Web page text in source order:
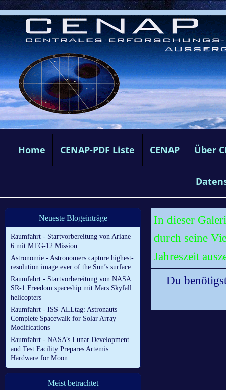
Home CENAP-PDF Liste CENAP Über
Neueste Blogeinträge
Raumfahrt - Startvorbereitung von Ariane
6 mit MTG-12 Mission
Astronomie - Astronomers capture highest-
resolution image ever of the Sun’s surface
Raumfahrt - Startvorbereitung von NASA
SR-1 Freedom spaceship mit Mars Skyfall
helicopters
Raumfahrt - ISS-ALLtag: Astronauts
Complete Spacewalk for Solar Array
Modifications
Raumfahrt - NASA’s Lunar Development
and Test Facility Prepares Artemis
Hardware for Moon
Meist betrachtet
In dieser
durch seine
Jahreszeit
Du